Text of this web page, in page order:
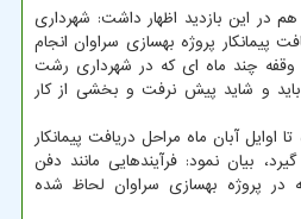
در این بازدید اظهار داشت: شهرداری
پیمانکار پروژه بهسازی سراوان انجام
وقفه چند ماه ای که در شهرداری رشت
باید و شاید پیش نرفت و بخشی از کار
اوایل آبان ماه مراحل دریافت پیمانکار
بیان نمود: فرآیندهایی مانند دفن
در پروژه بهسازی سراوان لحاظ شده